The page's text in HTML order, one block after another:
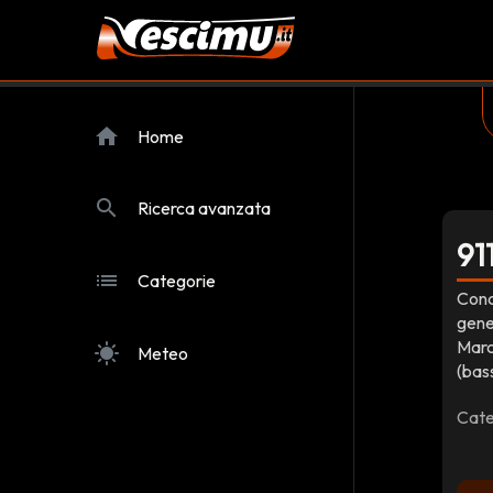
home Home
search Ricerca avanzata
list Categorie
sunny Meteo